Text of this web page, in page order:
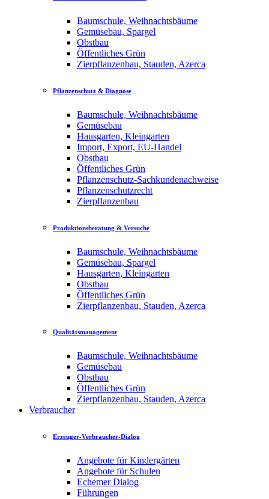
Baumschule, Weihnachtsbäume
Gemüsebau, Spargel
Obstbau
Öffentliches Grün
Zierpflanzenbau, Stauden, Azerca
Pflanzenschutz & Diagnose
Baumschule, Weihnachtsbäume
Gemüsebau
Hausgarten, Kleingarten
Import, Export, EU-Handel
Obstbau
Öffentliches Grün
Pflanzenschutz-Sachkundenachweise
Pflanzenschutzrecht
Zierpflanzenbau
Produktionsberatung & Versuche
Baumschule, Weihnachtsbäume
Gemüsebau, Spargel
Hausgarten, Kleingarten
Obstbau
Öffentliches Grün
Zierpflanzenbau, Stauden, Azerca
Qualitätsmanagement
Baumschule, Weihnachtsbäume
Gemüsebau
Obstbau
Öffentliches Grün
Zierpflanzenbau, Stauden, Azerca
Verbraucher
Erzeuger-Verbraucher-Dialog
Angebote für Kindergärten
Angebote für Schulen
Echemer Dialog
Führungen